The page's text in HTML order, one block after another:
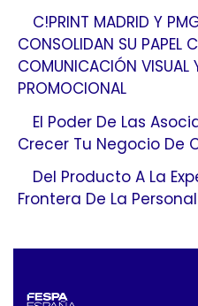
C!PRINT MADRID Y
CONSOLIDAN SU PAPEL
COMUNICACIÓN VISUAL
PROMOCIONAL
El Poder De Las
Crecer Tu Negocio De
Del Producto A La
Frontera De La